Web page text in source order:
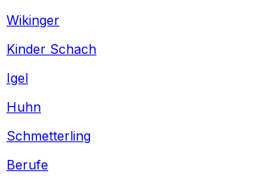
Wikinger
Kinder Schach
Igel
Huhn
Schmetterling
Berufe